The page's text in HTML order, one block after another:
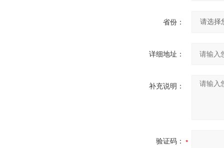
省份：
详细地址：
补充说明：
验证码：